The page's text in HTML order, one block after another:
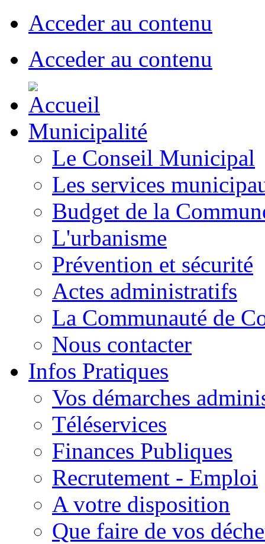
Acceder au contenu
Acceder au contenu
Municipalité
Le Conseil Municipal
Les services
Budget de la
L'urbanisme
Prévention et sécurité
Actes administratifs
La Communauté de
Nous contacter
Infos Pratiques
Vos démarches
Téléservices
Finances Publiques
Recrutement - Emploi
A votre disposition
Que faire de vos